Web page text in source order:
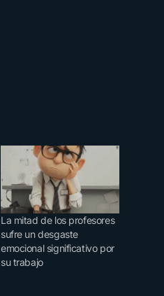
La mitad de los profesores
sufre un desgaste
emocional significativo por
su trabajo